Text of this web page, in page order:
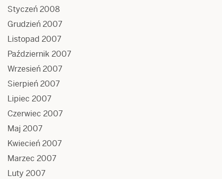
Styczeń 2008
Grudzień 2007
Listopad 2007
Październik 2007
Wrzesień 2007
Sierpień 2007
Lipiec 2007
Czerwiec 2007
Maj 2007
Kwiecień 2007
Marzec 2007
Luty 2007